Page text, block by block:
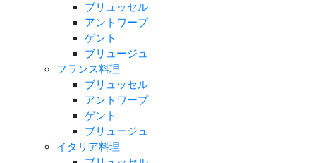
ブリュッセル
アントワープ
ゲント
ブリュージュ
フランス料理
ブリュッセル
アントワープ
ゲント
ブリュージュ
イタリア料理